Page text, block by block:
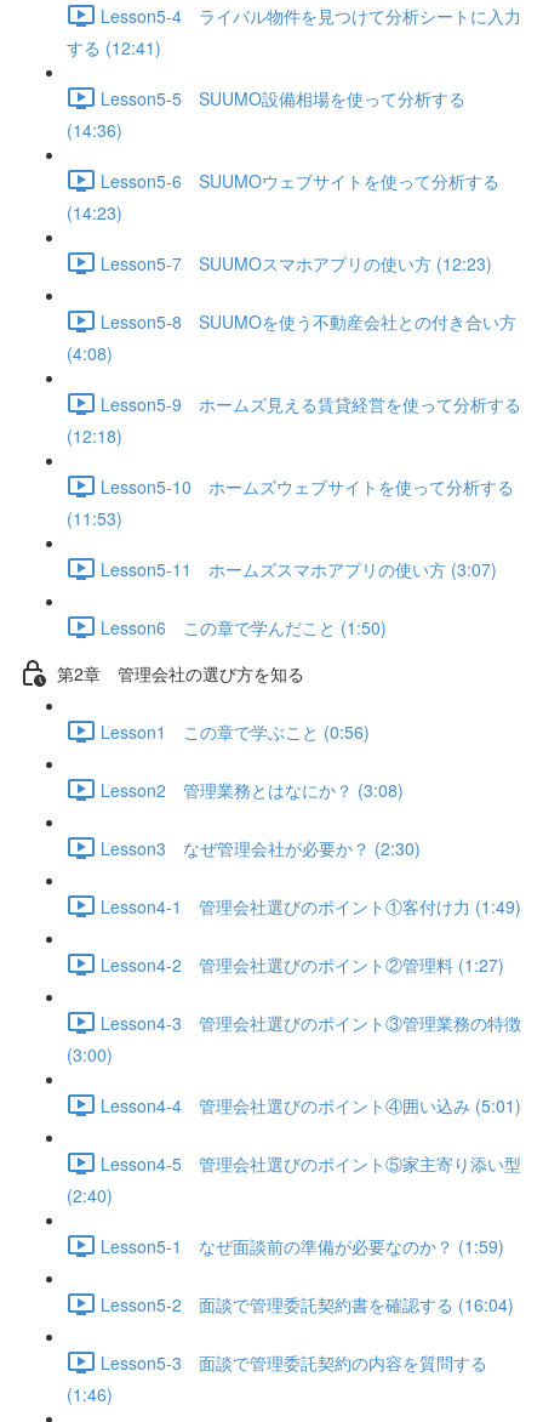
Lesson5-4 ライバル物件を見つけて分析シートに入力
する (12:41)
Lesson5-5 SUUMO設備相場を使って分析する
(14:36)
Lesson5-6 SUUMOウェブサイトを使って分析する
(14:23)
Lesson5-7 SUUMOスマホアプリの使い方 (12:23)
Lesson5-8 SUUMOを使う不動産会社との付き合い方
(4:08)
Lesson5-9 ホームズ見える賃貸経営を使って分析する
(12:18)
Lesson5-10 ホームズウェブサイトを使って分析する
(11:53)
Lesson5-11 ホームズスマホアプリの使い方 (3:07)
Lesson6 この章で学んだこと (1:50)
第2章 管理会社の選び方を知る
Lesson1 この章で学ぶこと (0:56)
Lesson2 管理業務とはなにか？ (3:08)
Lesson3 なぜ管理会社が必要か？ (2:30)
Lesson4-1 管理会社選びのポイント①客付け力 (1:49)
Lesson4-2 管理会社選びのポイント②管理料 (1:27)
Lesson4-3 管理会社選びのポイント③管理業務の特徴
(3:00)
Lesson4-4 管理会社選びのポイント④囲い込み (5:01)
Lesson4-5 管理会社選びのポイント⑤家主寄り添い型
(2:40)
Lesson5-1 なぜ面談前の準備が必要なのか？ (1:59)
Lesson5-2 面談で管理委託契約書を確認する (16:04)
Lesson5-3 面談で管理委託契約の内容を質問する
(1:46)